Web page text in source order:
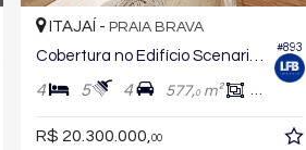
#893
ITAJAÍ - PRAIA BRAVA
Cobertura no Edifício Scenarium Brava Norte
4 5 4 577,0m² 378,
R$ 20.300.000,00